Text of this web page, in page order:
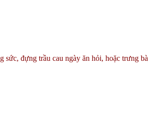
sức, đựng trầu cau ngày ăn hỏi, hoặc trưng